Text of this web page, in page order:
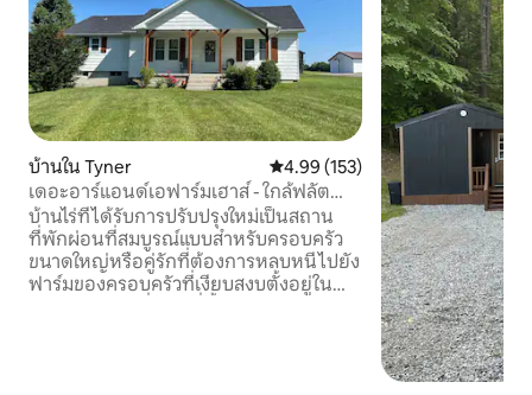
บ้านใน Tyner คะแนนเฉลี่ย 4.99 จาก 5, 153 รีวิว
4.99 (153)
เดอะอาร์แอนด์เอฟาร์มเฮาส์ - ใกล้ฟลัต
ลิกฟอลส์
บ้านไร่ที่ได้รับการปรับปรุงใหม่เป็นสถาน
ที่พักผ่อนที่สมบูรณ์แบบสำหรับครอบครัว
ขนาดใหญ่หรือคู่รักที่ต้องการหลบหนีไปยัง
ฟาร์มของครอบครัวที่เงียบสงบตั้งอยู่ใน